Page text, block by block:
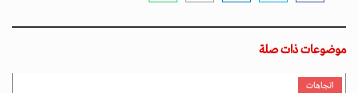
موضوعات ذات صلة
اتجاهات